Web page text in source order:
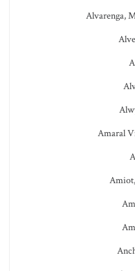
Alvarenga,
Amaral